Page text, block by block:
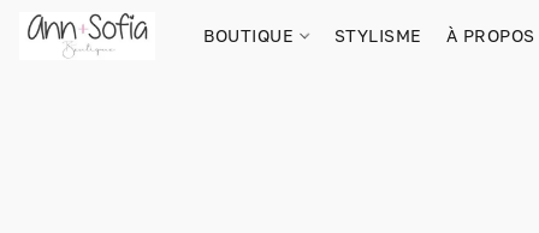
BOUTIQUE STYLISME À